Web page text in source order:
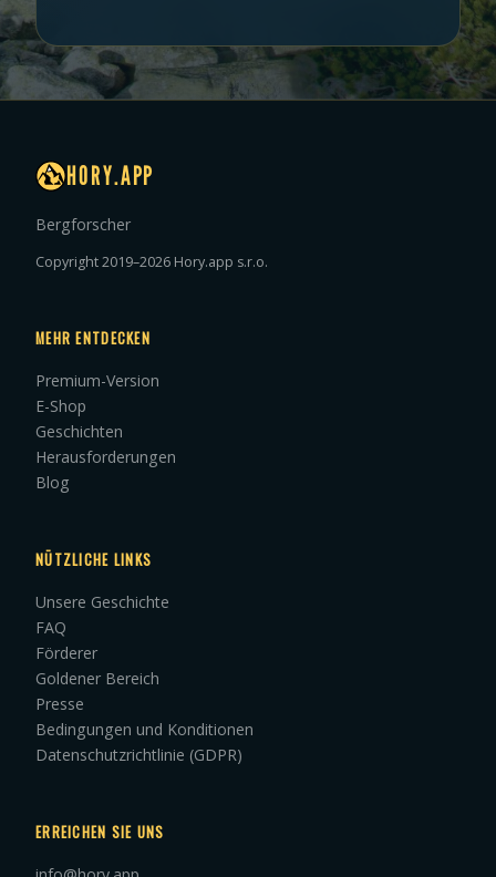
HORY.APP
Bergforscher
Copyright 2019–2026 Hory.app s.r.o.
MEHR ENTDECKEN
Premium-Version
E-Shop
Geschichten
Herausforderungen
Blog
NÜTZLICHE LINKS
Unsere Geschichte
FAQ
Förderer
Goldener Bereich
Presse
Bedingungen und Konditionen
Datenschutzrichtlinie (GDPR)
ERREICHEN SIE UNS